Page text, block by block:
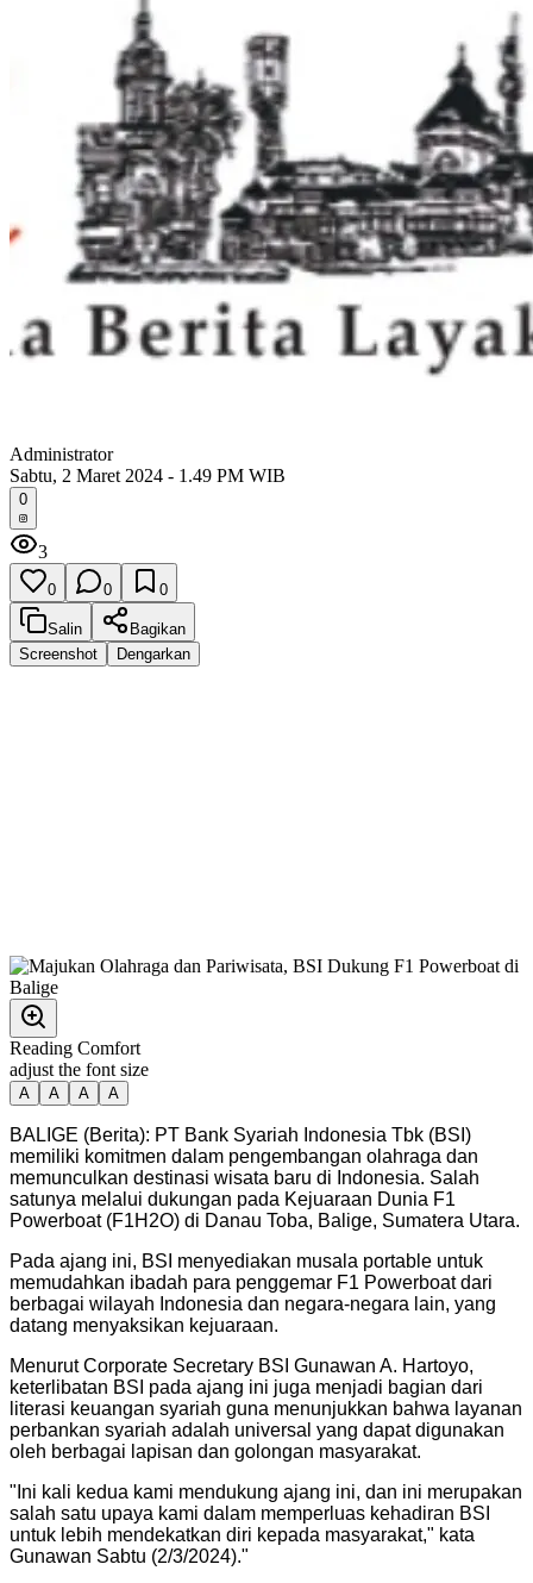
Administrator
Sabtu, 2 Maret 2024 - 1.49 PM WIB
0
3
0 0 0
Salin
Bagikan
Screenshot
Dengarkan
Reading Comfort
adjust the font size
A A A A
BALIGE (Berita): PT Bank Syariah Indonesia Tbk (BSI)
memiliki komitmen dalam pengembangan olahraga dan
memunculkan destinasi wisata baru di Indonesia. Salah
satunya melalui dukungan pada Kejuaraan Dunia F1
Powerboat (F1H2O) di Danau Toba, Balige, Sumatera Utara.
Pada ajang ini, BSI menyediakan musala portable untuk
memudahkan ibadah para penggemar F1 Powerboat dari
berbagai wilayah Indonesia dan negara-negara lain, yang
datang menyaksikan kejuaraan.
Menurut Corporate Secretary BSI Gunawan A. Hartoyo,
keterlibatan BSI pada ajang ini juga menjadi bagian dari
literasi keuangan syariah guna menunjukkan bahwa layanan
perbankan syariah adalah universal yang dapat digunakan
oleh berbagai lapisan dan golongan masyarakat.
" Ini kali kedua kami mendukung ajang ini, dan ini merupakan
salah satu upaya kami dalam memperluas kehadiran BSI
untuk lebih mendekatkan diri kepada masyarakat," kata
Gunawan Sabtu (2/3/2024)."